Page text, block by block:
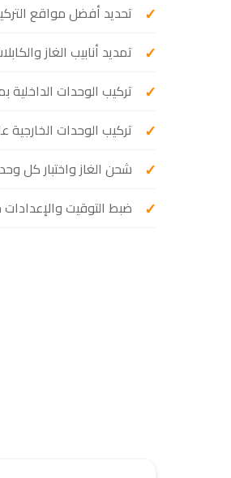
تحديد أفضل مواقع
تمديد أنابيب الغاز
تركيب الوحدات
تركيب الوحدات
شحن الغاز واختبار كل
ضبط التوقيت